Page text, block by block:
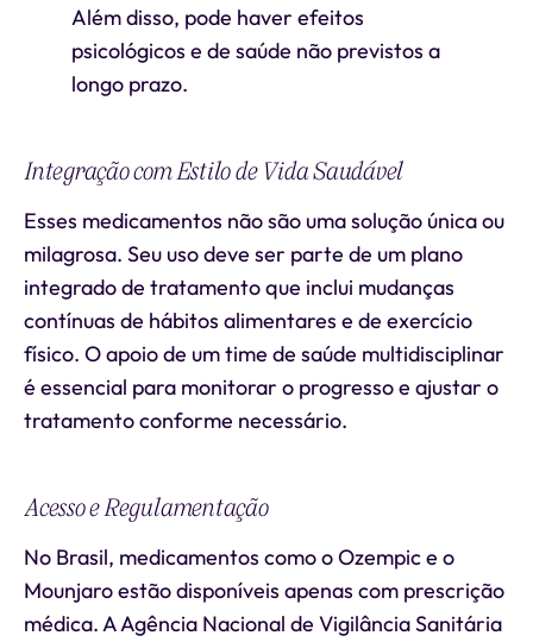
Além disso, pode haver efeitos
psicológicos e de saúde não previstos a
longo prazo.
Integração com Estilo de Vida Saudável
Esses medicamentos não são uma solução única ou
milagrosa. Seu uso deve ser parte de um plano
integrado de tratamento que inclui mudanças
contínuas de hábitos alimentares e de exercício
físico. O apoio de um time de saúde multidisciplinar
é essencial para monitorar o progresso e ajustar o
tratamento conforme necessário.
Acesso e Regulamentação
No Brasil, medicamentos como o Ozempic e o
Mounjaro estão disponíveis apenas com prescrição
médica. A Agência Nacional de Vigilância Sanitária